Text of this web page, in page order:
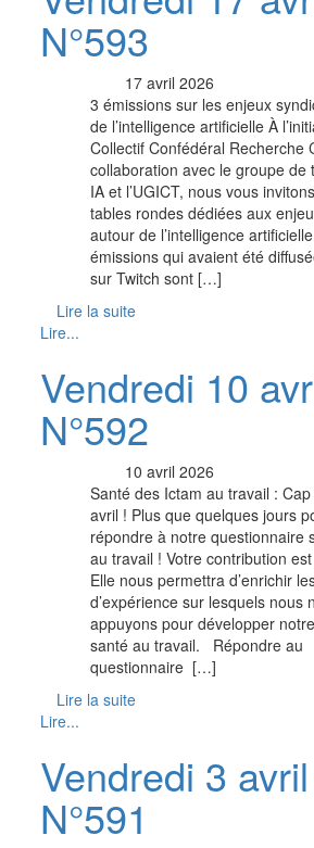
N°593
17 avril 2026
3 émissions sur les enjeux
de l’intelligence artificielle À
Collectif Confédéral Recherche
collaboration avec le groupe de
IA et l’UGICT, nous vous
tables rondes dédiées aux
autour de l’intelligence
émissions qui avaient été
sur Twitch sont […]
Lire la suite
Lire...
Vendredi 10
N°592
10 avril 2026
Santé des Ictam au travail :
avril ! Plus que quelques jours
répondre à notre questionnaire
au travail ! Votre contribution
Elle nous permettra d’enrichir
d’expérience sur lesquels nous
appuyons pour développer
santé au travail. ­ ­ Répondre au
questionnaire ­ […]
Lire la suite
Lire...
Vendredi 3
N°591